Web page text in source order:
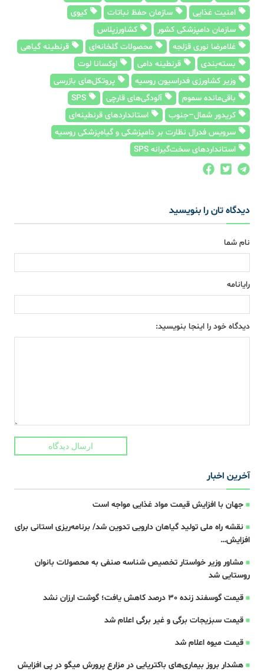
امنیت غذایی
سازمان حفظ نباتات
کیوی
سازمان دامپزشکی کشور
کشاورزپلاس
غلامرضا نوری قزلجه
محصولات گلخانه‌ای
قرنطینه گیاهی
بسته‌بندی
قرنطینه دامی
اوکسانا لوت
وزیر کشاورزی فدراسیون روسیه
پروتکل‌های بازرسی
باقی‌مانده سموم
آلودگی‌های قارچی
کریدور شمال–جنوب
استانداردهای قرنطینه‌ای
سرویس فدرال نظارت بر دامپزشکی و گیاه‌پزشکی روسیه
استانداردهای سخت‌گیرانه SPS
دیدگاه تان را بنویسید
نام شما
رایانامه
دیدگاه خود را اینجا بنویسید:
ارسال دیدگاه
آخرین اخبار
جهان با افزایش قیمت مواد غذایی مواجه است
نقشه راه ملی تولید گیاهان دارویی تدوین شد/ برنامه‌ریزی استانی برای
افزایش…
مشاور وزیر خواستار تخصیص شناسه صنفی به محصولات بانوان
روستایی شد
قیمت گوسفند زنده 30 درصد کاهش یافت؛ گوشت ارزان نشد
قیمت سبزیجات برگی و غیر برگی اعلام شد
قیمت میوه اعلام شد
هشدار بروز بیماری‌های باکتریایی در مزارع پرورش میگو در پی افزایش